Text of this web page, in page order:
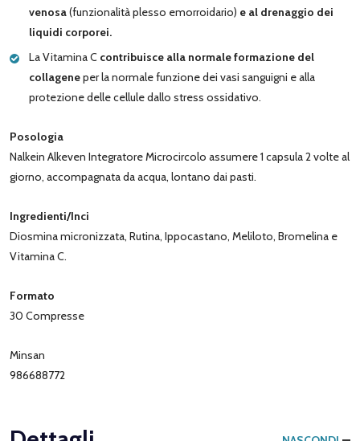
venosa(funzionalità plesso emorroidario) e al drenaggio dei
liquidi corporei.
La Vitamina C contribuisce alla normale formazione del
collageneper la normale funzione dei vasi sanguigni e alla
protezione delle cellule dallo stress ossidativo.
Posologia
Nalkein Alkeven Integratore Microcircolo assumere 1 capsula 2 volte al
giorno, accompagnata da acqua, lontano dai pasti.
Ingredienti/Inci
Diosmina micronizzata, Rutina, Ippocastano, Meliloto, Bromelina e
Vitamina C.
Formato
30 Compresse
Minsan
986688772